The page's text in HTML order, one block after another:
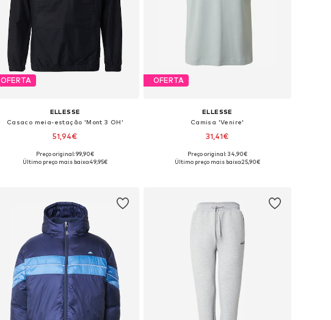
OFERTA
ELLESSE
Casaco meia-estação 'Mont 3 OH'
51,94€
Tamanhos disponíveis: S, M, L, XL, XXL
Preço original: 99,90€
Último preço mais baixo:49,95€
OFERTA
ELLESSE
Camisa 'Venire'
31,41€
Tamanhos disponíveis: S, M, L, XL
Preço original: 34,90€
Último preço mais baixo:25,90€